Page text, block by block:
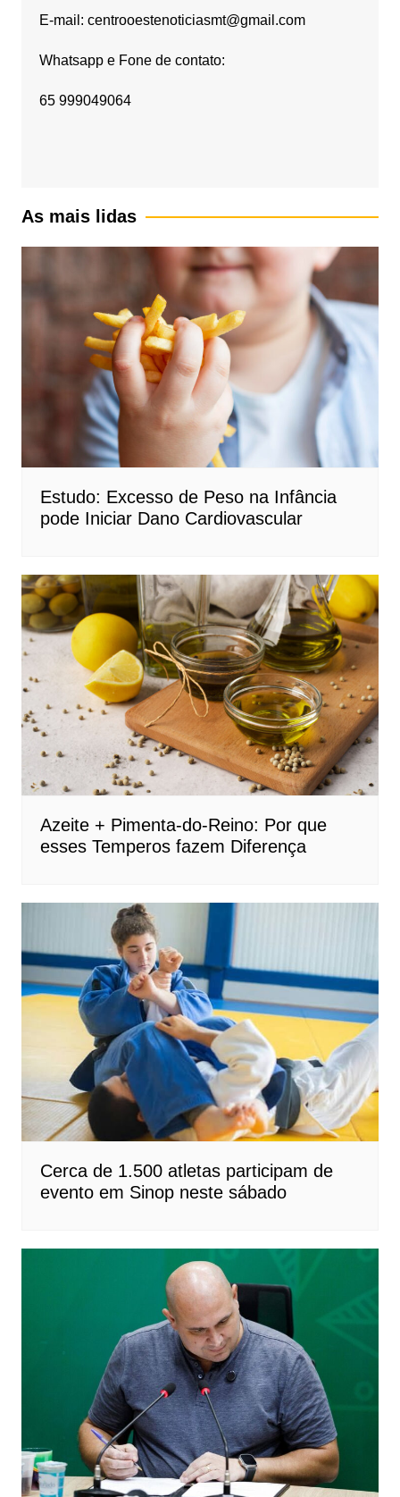
E-mail: centrooestenoticiasmt@gmail.com
Whatsapp e Fone de contato:
65 999049064
As mais lidas
Estudo: Excesso de Peso na Infância
pode Iniciar Dano Cardiovascular
Azeite + Pimenta-do-Reino: Por que
esses Temperos fazem Diferença
Cerca de 1.500 atletas participam de
evento em Sinop neste sábado